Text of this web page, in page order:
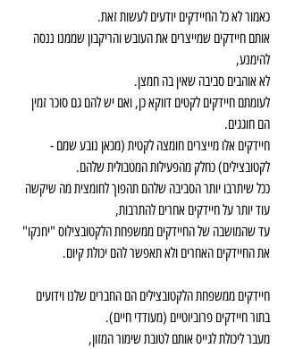
כאמור לא כל החיידקים יודעים לעשות זאת.
אותם חיידקים שמייצרים את העובש והריקבון שממנו ננסה
להימנע,
לא אוהבים סביבה שאין בה חמצן.
לעומתם חיידקים לקטים דווקא כן, ואם יש להם גם סוכר זמין
הם חוגגים.
חיידקים אלו מייצרים חומצה לקטית (מכאן נובע שמם -
לקטובצילים) כחלק מהפעילות המטבולית שלהם.
ככל שיתרבו יותר הסביבה שלהם תהפוך לחומצית מה שיקשה
עוד יותר על חיידקים אחרים להתרבות,
עד שהמושבה של החיידקים ממשפחת הלקטובצילוס "יחנקו"
את החיידקים האחרים ולא תאפשר להם יכולת קיום.
חיידקים ממשפחת הלקטובצילים הם החברים שלנו וידועים
בתור חיידקים פרוביוטיים (מעודדי חיים).
מעבר ליכולת לגייס אותם לטובת שימור המזון,